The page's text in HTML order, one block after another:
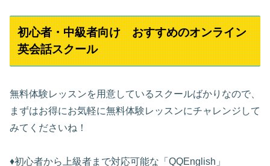
初心者・中級者向け おすすめのオンライン
英会話スクール
無料体験レッスンを用意しているスクールばかりなので、
まずはお得にお気軽に無料体験レッスンにチャレンジして
みてくださいね！
♦︎初心者から上級者まで対応可能な「QQEnglish」